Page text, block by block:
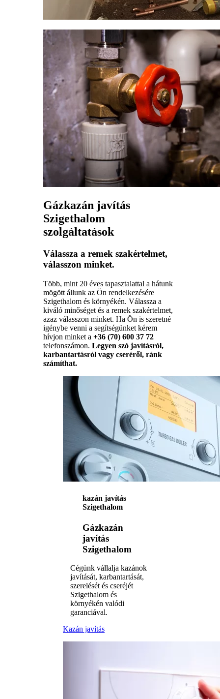
Gázkazán javítás
Szigethalom
szolgáltatások
Válassza a remek szakértelmet,
válasszon minket.
Több, mint 20 éves tapasztalattal a hátunk
mögött állunk az Ön rendelkezésére
Szigethalom és környékén. Válassza a
kiváló minőséget és a remek szakértelmet,
azaz válasszon minket. Ha Ön is szeretné
igénybe venni a segítségünket kérem
hívjon minket a +36 (70) 600 37 72
telefonszámon. Legyen szó javításról,
karbantartásról vagy cseréről, ránk
számíthat.
kazán javítás
Szigethalom
Gázkazán
javítás
Szigethalom
Cégünk vállalja kazánok
javítását, karbantartását,
szerelését és cseréjét
Szigethalom és
környékén valódi
garanciával.
Kazán javítás